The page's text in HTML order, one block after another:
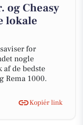
og Cheasy
lokale
for
nogle
de bedste
Rema 1000.
Kopiér link